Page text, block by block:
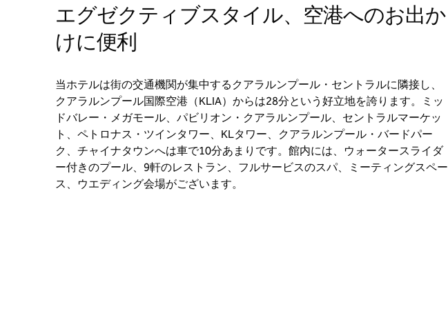
エグゼクティブスタイル、空港へのお出か
けに便利
当ホテルは街の交通機関が集中するクアラルンプール・セントラルに隣接し、
クアラルンプール国際空港（KLIA）からは28分という好立地を誇ります。ミッ
ドバレー・メガモール、パビリオン・クアラルンプール、セントラルマーケッ
ト、ペトロナス・ツインタワー、KLタワー、クアラルンプール・バードパー
ク、チャイナタウンへは車で10分あまりです。館内には、ウォータースライダ
ー付きのプール、9軒のレストラン、フルサービスのスパ、ミーティングスペー
ス、ウエディング会場がございます。